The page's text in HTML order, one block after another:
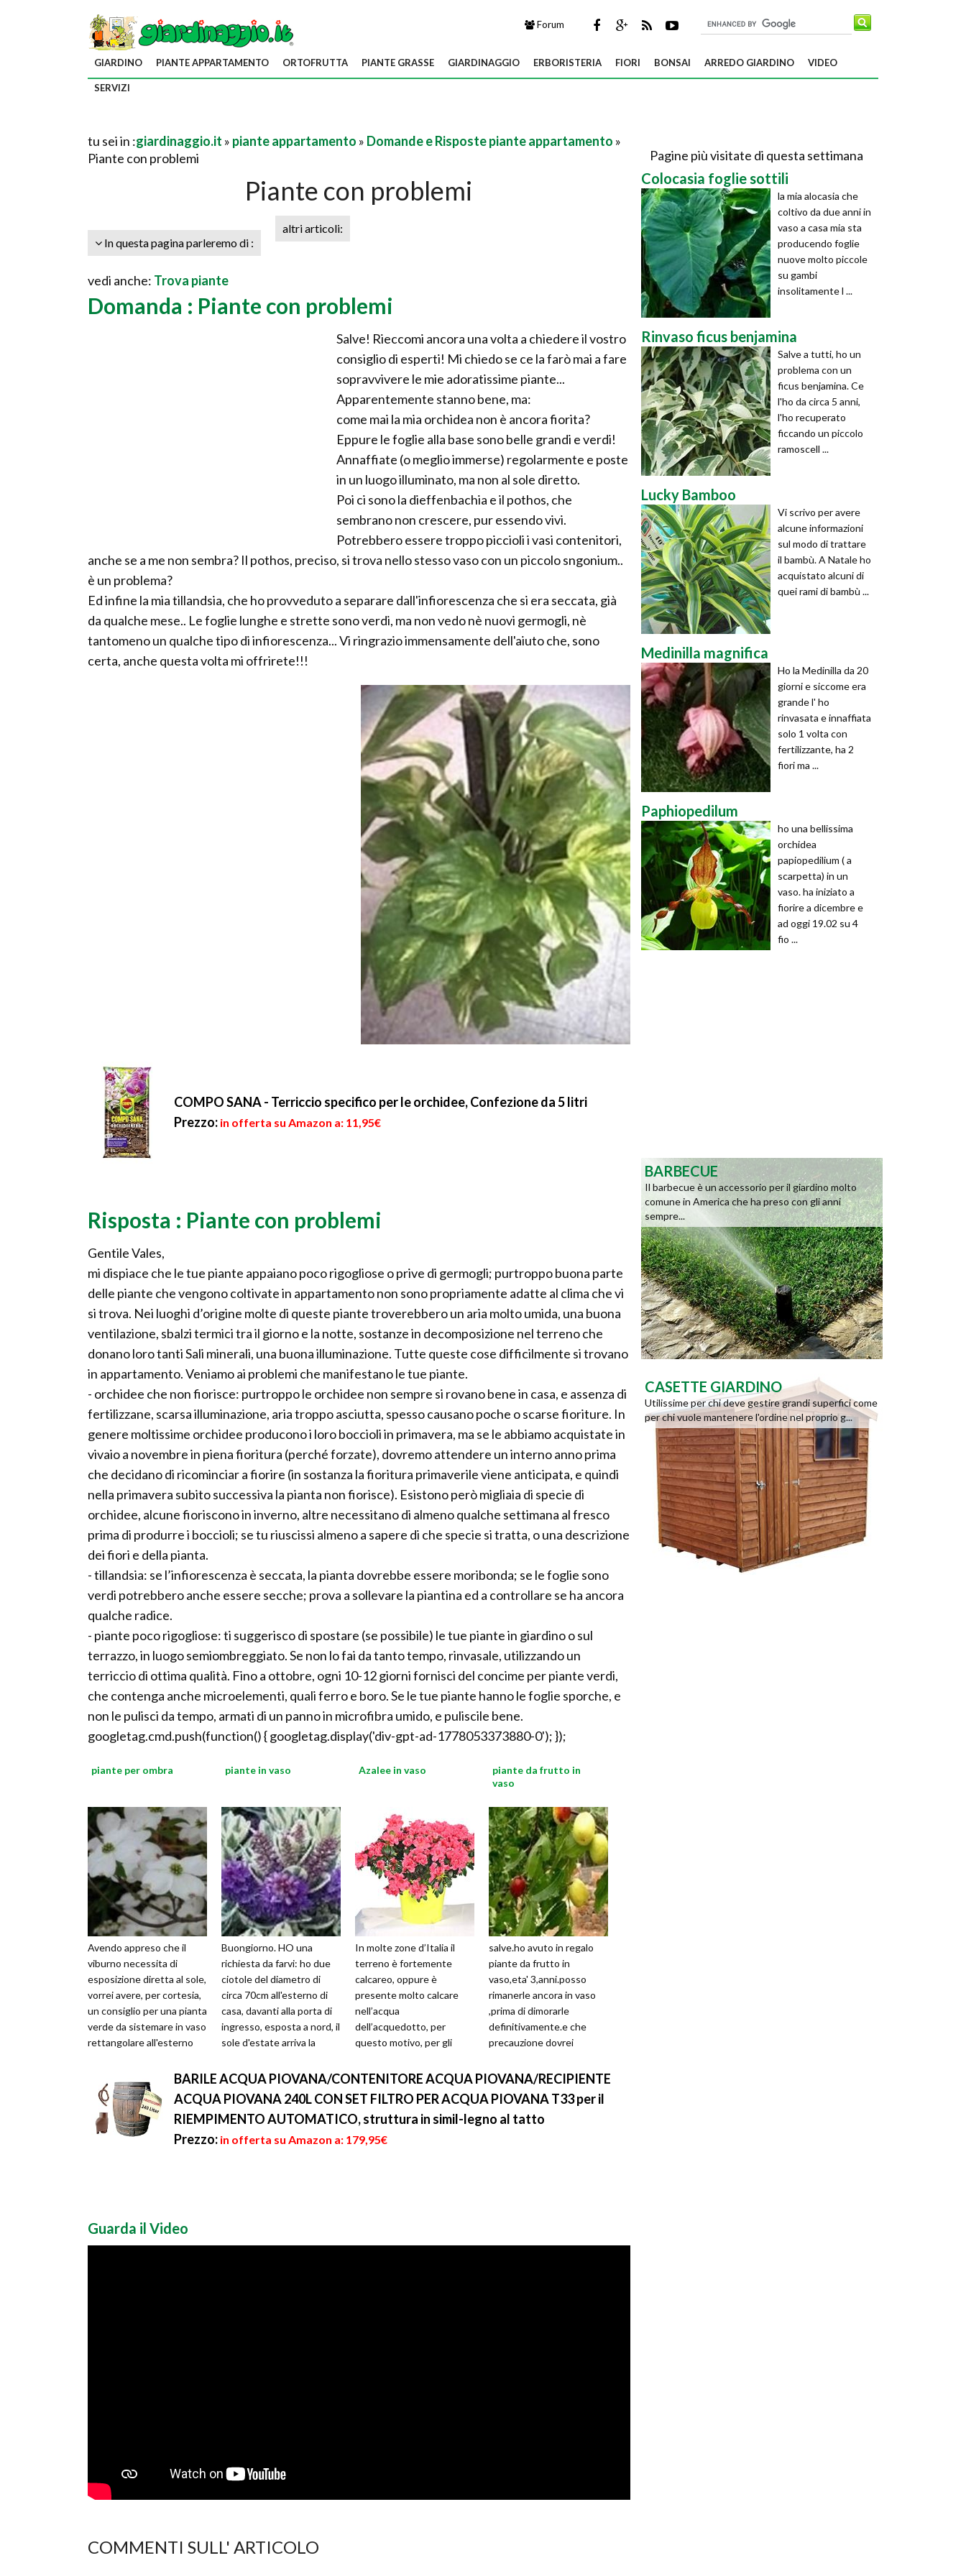
Forum
GIARDINO PIANTE APPARTAMENTO ORTOFRUTTA PIANTE GRASSE GIARDINAGGIO ERBORISTERIA FIORI BONSAI ARREDO GIARDINO VIDEO
SERVIZI
tu sei in :giardinaggio.it » piante appartamento » Domande e Risposte piante appartamento »
Piante con problemi
Piante con problemi
In questa pagina parleremo di :
altri articoli:
vedi anche: Trova piante
Domanda : Piante con problemi
Salve! Rieccomi ancora una volta a chiedere il vostro
consiglio di esperti! Mi chiedo se ce la farò mai a fare
sopravvivere le mie adoratissime piante...
Apparentemente stanno bene, ma:
come mai la mia orchidea non è ancora fiorita?
Eppure le foglie alla base sono belle grandi e verdi!
Annaffiate (o meglio immerse) regolarmente e poste
in un luogo illuminato, ma non al sole diretto.
Poi ci sono la dieffenbachia e il pothos, che
sembrano non crescere, pur essendo vivi.
Potrebbero essere troppo piccioli i vasi contenitori,
anche se a me non sembra? Il pothos, preciso, si trova nello stesso vaso con un piccolo sngonium..
è un problema?
Ed infine la mia tillandsia, che ho provveduto a separare dall'infiorescenza che si era seccata, già
da qualche mese.. Le foglie lunghe e strette sono verdi, ma non vedo nè nuovi germogli, nè
tantomeno un qualche tipo di infiorescenza... Vi ringrazio immensamente dell'aiuto che, sono
certa, anche questa volta mi offrirete!!!
COMPO SANA - Terriccio specifico per le orchidee, Confezione da 5 litri
Prezzo: in offerta su Amazon a: 11,95€
Risposta : Piante con problemi
Gentile Vales,
mi dispiace che le tue piante appaiano poco rigogliose o prive di germogli; purtroppo buona parte
delle piante che vengono coltivate in appartamento non sono propriamente adatte al clima che vi
si trova. Nei luoghi d’origine molte di queste piante troverebbero un aria molto umida, una buona
ventilazione, sbalzi termici tra il giorno e la notte, sostanze in decomposizione nel terreno che
donano loro tanti Sali minerali, una buona illuminazione. Tutte queste cose difficilmente si trovano
in appartamento. Veniamo ai problemi che manifestano le tue piante.
- orchidee che non fiorisce: purtroppo le orchidee non sempre si rovano bene in casa, e assenza di
fertilizzane, scarsa illuminazione, aria troppo asciutta, spesso causano poche o scarse fioriture. In
genere moltissime orchidee producono i loro boccioli in primavera, ma se le abbiamo acquistate in
vivaio a novembre in piena fioritura (perché forzate), dovremo attendere un interno anno prima
che decidano di ricominciar a fiorire (in sostanza la fioritura primaverile viene anticipata, e quindi
nella primavera subito successiva la pianta non fiorisce). Esistono però migliaia di specie di
orchidee, alcune fioriscono in inverno, altre necessitano di almeno qualche settimana al fresco
prima di produrre i boccioli; se tu riuscissi almeno a sapere di che specie si tratta, o una descrizione
dei fiori e della pianta.
- tillandsia: se l’infiorescenza è seccata, la pianta dovrebbe essere moribonda; se le foglie sono
verdi potrebbero anche essere secche; prova a sollevare la piantina ed a controllare se ha ancora
qualche radice.
- piante poco rigogliose: ti suggerisco di spostare (se possibile) le tue piante in giardino o sul
terrazzo, in luogo semiombreggiato. Se non lo fai da tanto tempo, rinvasale, utilizzando un
terriccio di ottima qualità. Fino a ottobre, ogni 10-12 giorni fornisci del concime per piante verdi,
che contenga anche microelementi, quali ferro e boro. Se le tue piante hanno le foglie sporche, e
non le pulisci da tempo, armati di un panno in microfibra umido, e puliscile bene.
googletag.cmd.push(function() { googletag.display('div-gpt-ad-1778053373880-0'); });
piante per ombra
Avendo appreso che il
viburno necessita di
esposizione diretta al sole,
vorrei avere, per cortesia,
un consiglio per una pianta
verde da sistemare in vaso
rettangolare all'esterno
piante in vaso
Buongiorno. HO una
richiesta da farvi: ho due
ciotole del diametro di
circa 70cm all'esterno di
casa, davanti alla porta di
ingresso, esposta a nord, il
sole d'estate arriva la
Azalee in vaso
In molte zone d’Italia il
terreno è fortemente
calcareo, oppure è
presente molto calcare
nell’acqua
dell’acquedotto, per
questo motivo, per gli
acidofile, il consiglio
piante da frutto in
vaso
salve.ho avuto in regalo
piante da frutto in
vaso,eta' 3,anni.posso
rimanerle ancora in vaso
,prima di dimorarle
definitivamente.e che
precauzione dovrei
BARILE ACQUA PIOVANA/CONTENITORE ACQUA PIOVANA/RECIPIENTE
ACQUA PIOVANA 240L CON SET FILTRO PER ACQUA PIOVANA T33 per il
RIEMPIMENTO AUTOMATICO, struttura in simil-legno al tatto
Prezzo: in offerta su Amazon a: 179,95€
Guarda il Video
COMMENTI SULL' ARTICOLO
Pagine più visitate di questa settimana
Colocasia foglie sottili
la mia alocasia che
coltivo da due anni in
vaso a casa mia sta
producendo foglie
nuove molto piccole
su gambi
insolitamente l ...
Rinvaso ficus benjamina
Salve a tutti, ho un
problema con un
ficus benjamina. Ce
l'ho da circa 5 anni,
l'ho recuperato
ficcando un piccolo
ramoscell ...
Lucky Bamboo
Vi scrivo per avere
alcune informazioni
sul modo di trattare
il bambù. A Natale ho
acquistato alcuni di
quei rami di bambù ...
Medinilla magnifica
Ho la Medinilla da 20
giorni e siccome era
grande l' ho
rinvasata e innaffiata
solo 1 volta con
fertilizzante, ha 2
fiori ma ...
Paphiopedilum
ho una bellissima
orchidea
papiopedilium ( a
scarpetta) in un
vaso. ha iniziato a
fiorire a dicembre e
ad oggi 19.02 su 4
fio ...
BARBECUE
Il barbecue è un accessorio per il giardino molto
comune in America che ha preso con gli anni
sempre...
CASETTE GIARDINO
Utilissime per chi deve gestire grandi superfici come
per chi vuole mantenere l'ordine nel proprio g...